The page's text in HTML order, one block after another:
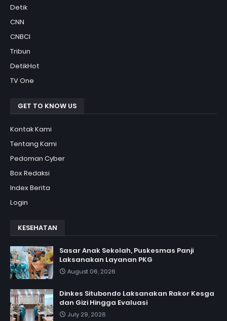
Detik
CNN
CNBCI
Tribun
DetikHot
TV One
GET TO KNOW US
Kontak Kami
Tentang Kami
Pedoman Cyber
Box Redaksi
Index Berita
Login
KESEHATAN
Sasar Anak Sekolah, Puskesmas Panji
Laksanakan Layanan PKG
August 06, 2026
Dinkes Situbondo Laksanakan Rakor Kesga
dan Gizi Hingga Evaluasi
July 29, 2026